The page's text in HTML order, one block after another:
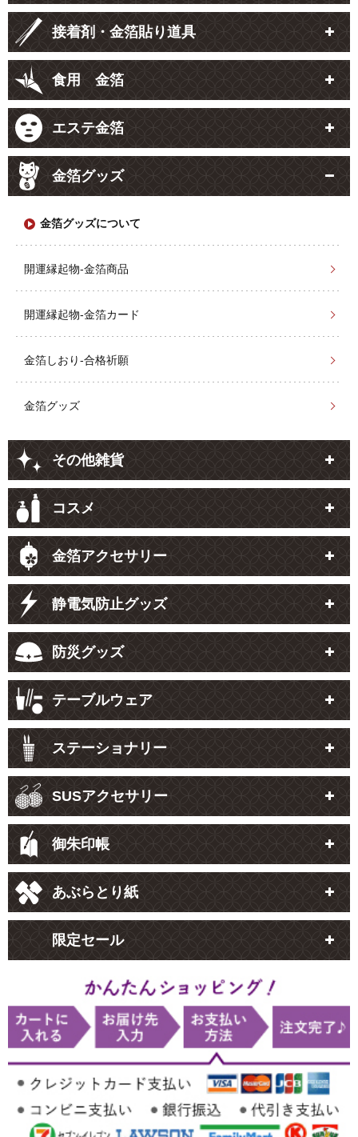
接着剤・金箔貼り道具
食用 金箔
エステ金箔
金箔グッズ
金箔グッズについて
開運縁起物-金箔商品
開運縁起物-金箔カード
金箔しおり-合格祈願
金箔グッズ
その他雑貨
コスメ
金箔アクセサリー
静電気防止グッズ
防災グッズ
テーブルウェア
ステーショナリー
SUSアクセサリー
御朱印帳
あぶらとり紙
限定セール